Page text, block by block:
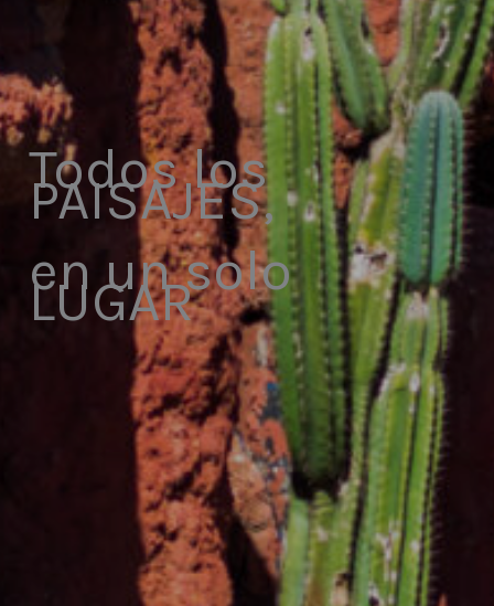
Todos los
PAISAJES,
en un solo
LUGAR